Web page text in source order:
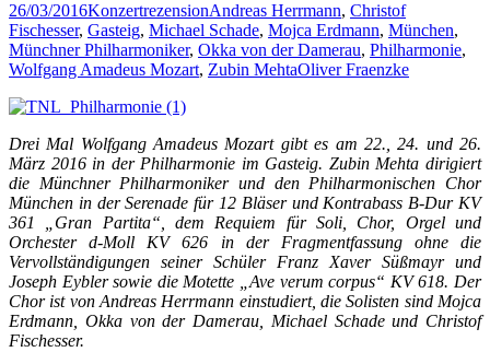
26/03/2016KonzertrezensionAndreas Herrmann, Christof
Fischesser, Gasteig, Michael Schade, Mojca Erdmann, München,
Münchner Philharmoniker, Okka von der Damerau, Philharmonie,
Wolfgang Amadeus Mozart, Zubin MehtaOliver Fraenzke
Drei Mal Wolfgang Amadeus Mozart gibt es am 22., 24. und 26.
März 2016 in der Philharmonie im Gasteig. Zubin Mehta dirigiert
die Münchner Philharmoniker und den Philharmonischen Chor
München in der Serenade für 12 Bläser und Kontrabass B-Dur KV
361 „Gran Partita“, dem Requiem für Soli, Chor, Orgel und
Orchester d-Moll KV 626 in der Fragmentfassung ohne die
Vervollständigungen seiner Schüler Franz Xaver Süßmayr und
Joseph Eybler sowie die Motette „Ave verum corpus“ KV 618. Der
Chor ist von Andreas Herrmann einstudiert, die Solisten sind Mojca
Erdmann, Okka von der Damerau, Michael Schade und Christof
Fischesser.